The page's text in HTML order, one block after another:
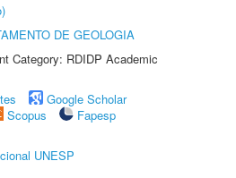
DE GEOLOGIA
Category: RDIDP Academic
Google Scholar
Scopus
Fapesp
UNESP